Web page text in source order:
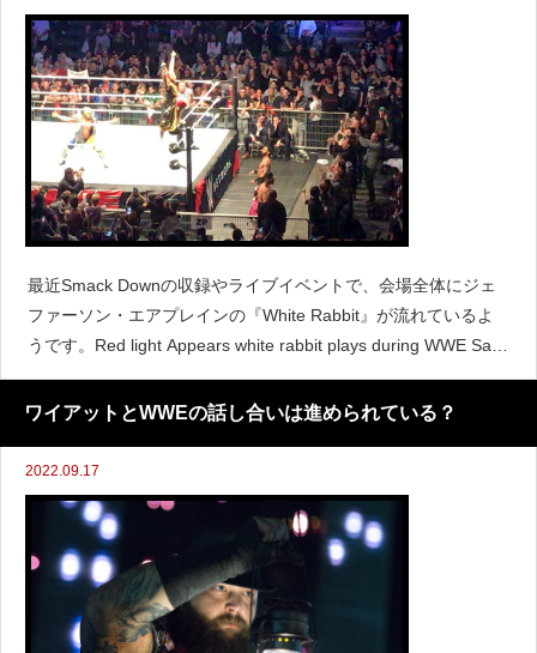
最近Smack Downの収録やライブイベントで、会場全体にジェ
ファーソン・エアプレインの『White Rabbit』が流れているよ
うです。Red light Appears white rabbit plays during WWE Satu
rday night live event pi
ワイアットとWWEの話し合いは進められている？
2022.09.17